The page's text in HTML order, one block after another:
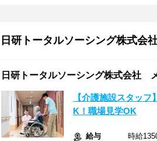
日研トータルソーシング株式
日研トータルソーシング株式会社
【介護施設スタッ
K！職場見学OK
給与
時給